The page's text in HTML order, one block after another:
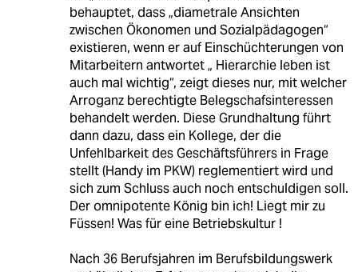
behauptet, dass „diametrale Ansichten
zwischen Ökonomen und Sozialpädagogen“
existieren, wenn er auf Einschüchterungen von
Mitarbeitern antwortet „ Hierarchie leben ist
auch mal wichtig“, zeigt dieses nur, mit welcher
Arroganz berechtigte Belegschafsinteressen
behandelt werden. Diese Grundhaltung führt
dann dazu, dass ein Kollege, der die
Unfehlbarkeit des Geschäftsführers in Frage
stellt (Handy im PKW) reglementiert wird und
sich zum Schluss auch noch entschuldigen soll.
Der omnipotente König bin ich! Liegt mir zu
Füssen! Was für eine Betriebskultur !
Nach 36 Berufsjahren im Berufsbildungswerk